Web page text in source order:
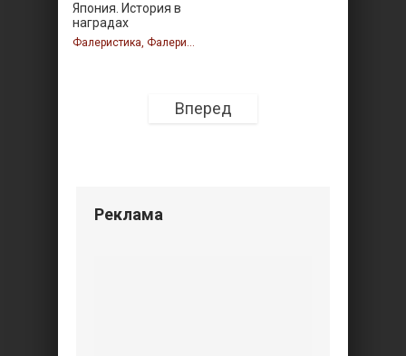
Япония. История в
наградах
Фалеристика, Фалеристика, Фалеристика, Фалеристика
Вперед
Реклама